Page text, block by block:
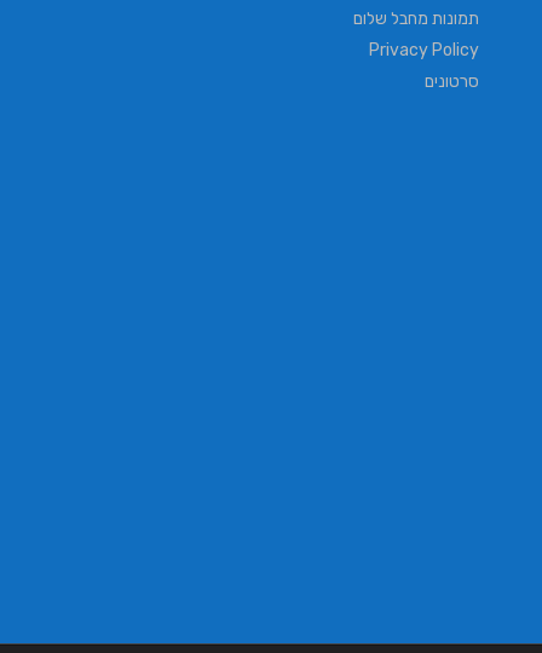
תמונות מחבל שלום
Privacy Policy
סרטונים